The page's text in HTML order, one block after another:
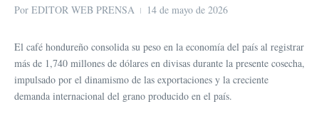
Por EDITOR WEB PRENSA 14 de mayo de 2026
El café hondureño consolida su peso en la economía del país al registrar
más de 1,740 millones de dólares en divisas durante la presente cosecha,
impulsado por el dinamismo de las exportaciones y la creciente
demanda internacional del grano producido en el país.